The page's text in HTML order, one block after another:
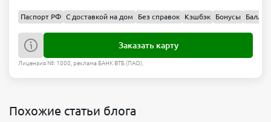
Паспорт РФ С доставкой на дом Без справок Кэшбэк Бонусы Баллы
Заказать карту
Лицензия №: 1000, реклама БАНК ВТБ (ПАО).
Похожие статьи блога